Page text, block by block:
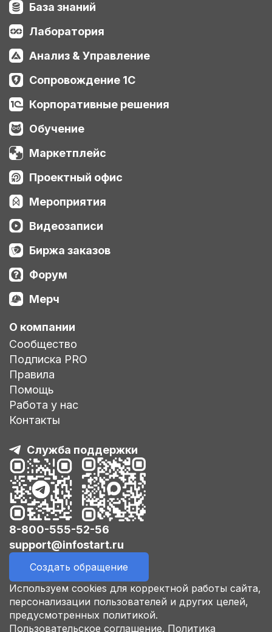
База знаний
Лаборатория
Анализ & Управление
Сопровождение 1С
Корпоративные решения
Обучение
Маркетплейс
Проектный офис
Мероприятия
Видеозаписи
Биржа заказов
Форум
Мерч
О компании
Сообщество
Подписка PRO
Правила
Помощь
Работа у нас
Контакты
Служба поддержки
8-800-555-52-56
support@infostart.ru
Создать обращение
Используем cookies для корректной работы сайта,
персонализации пользователей и других целей,
предусмотренных политикой.
Пользовательское соглашение. Политика